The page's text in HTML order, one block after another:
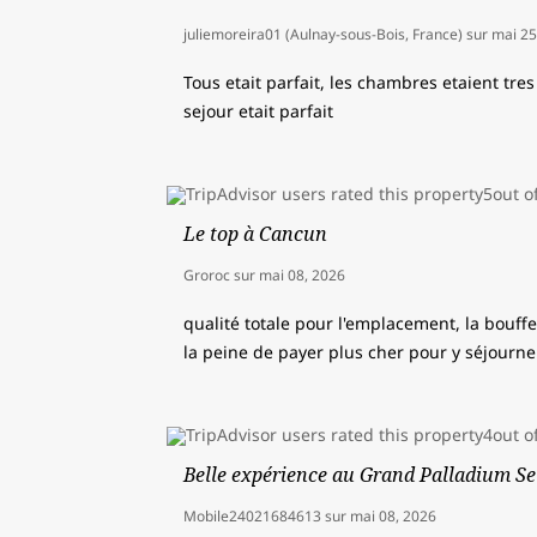
juliemoreira01 (Aulnay-sous-Bois, France) sur mai
Tous etait parfait, les chambres etaient
sejour etait parfait
Le top à Cancun
Grorocsur mai 08, 2026
qualité totale pour l'emplacement, la
la peine de payer plus cher pour y
Belle expérience au Grand Palladium
Mobile24021684613 sur mai 08, 2026